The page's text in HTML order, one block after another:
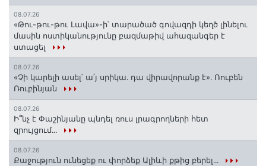
08.07.26
«Թու-թու-թու Լավա»-ի՝ տարածած գովազդի կեղծ լինելու
մասին ոստիկանությունը բազմաթիվ ահազանգեր է
ստացել
08.07.26
«Չի կարելի ասել՝ ա՛յ սրիկա․ դա վիրավորանք է»․ Ռուբեն
Ռուբինյան
08.07.26
Ի՞նչ է Փաշինյանը պնդել ռուս լրագրողների հետ
զրույցում․․․
08.07.26
Քաջություն ունեցեք ու փորձեք Ալիևի քթից բերել․․․